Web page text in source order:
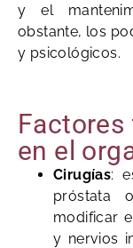
y el
obstante, los
y psicológicos.
en el
Cirugías:
próstata
modificar
y nervios